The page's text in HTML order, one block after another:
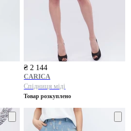
₴ 2 144
CARICA
Спідниця міді
Товар розкуплено